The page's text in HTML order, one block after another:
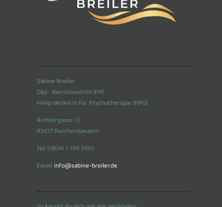
Sabine Breiler
Dipl.- Betriebswirtin (FH)
Heilpraktikerin für Psychotherapie (HPG)
Richtergasse 12
83677 Reichersbeuern
Tel. 08041 / 799 3150
Email:info@sabine-breiler.de